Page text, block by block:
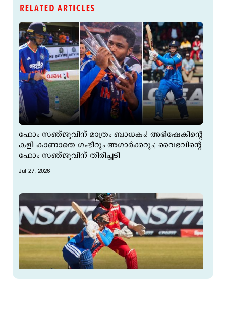
RELATED ARTICLES
ഫോം സഞ്ജുവിന് മാത്രം ബാധകം! അഭിഷേകിന്‍റെ
കളി കാണാതെ ഗംഭീറും അഗാര്‍ക്കറും; വൈഭവിന്‍റെ
ഫോം സഞ്ജുവിന് തിരിച്ചടി
Jul 27, 2026